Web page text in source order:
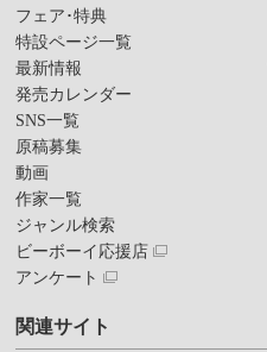
フェア･特典
特設ページ一覧
最新情報
発売カレンダー
SNS一覧
原稿募集
動画
作家一覧
ジャンル検索
ビーボーイ応援店
アンケート
関連サイト